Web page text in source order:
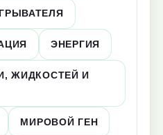
ЭНЕРГИЯ
ЖИДКОСТЕЙ И
МИРОВОЙ ГЕН